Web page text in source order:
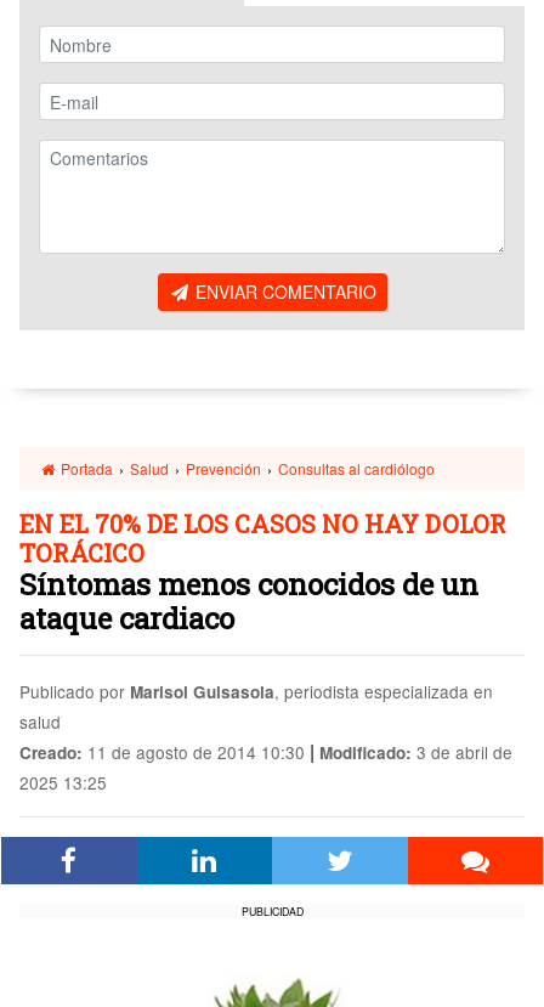
ENVIAR COMENTARIO
Portada › Salud › Prevención › Consultas al cardiólogo
EN EL 70% DE LOS CASOS NO HAY DOLOR
TORÁCICO
Síntomas menos conocidos de un
ataque cardiaco
Publicado por Marisol Guisasola, periodista especializada en
salud
Creado: 11 de agosto de 2014 10:30 | Modificado: 3 de abril de
2025 13:25
PUBLICIDAD